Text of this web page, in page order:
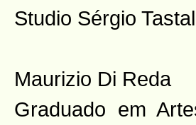
Studio Sérgio
Maurizio Di Reda
Graduado em